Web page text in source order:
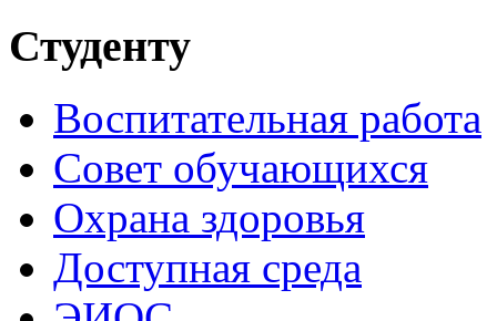
Студенту
Воспитательная работа
Совет обучающихся
Охрана здоровья
Доступная среда